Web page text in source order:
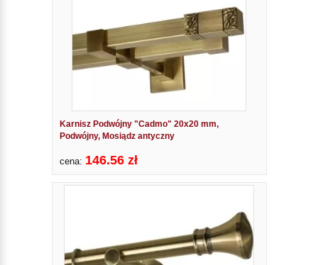
Karnisz Podwójny "Cadmo" 20x20 mm,
Podwójny, Mosiądz antyczny
cena: 146.56 zł